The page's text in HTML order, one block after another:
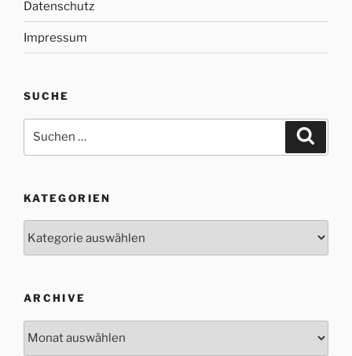
Datenschutz
Impressum
SUCHE
nach:
KATEGORIEN
ARCHIVE